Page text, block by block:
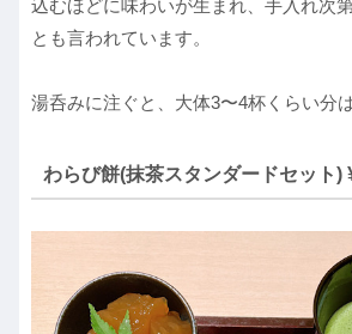
込むほどに味わいが生まれ、手入れ次
とも言われています。
湯呑みに注ぐと、大体3〜4杯くらい分
わらび餅(抹茶スタンダードセット)